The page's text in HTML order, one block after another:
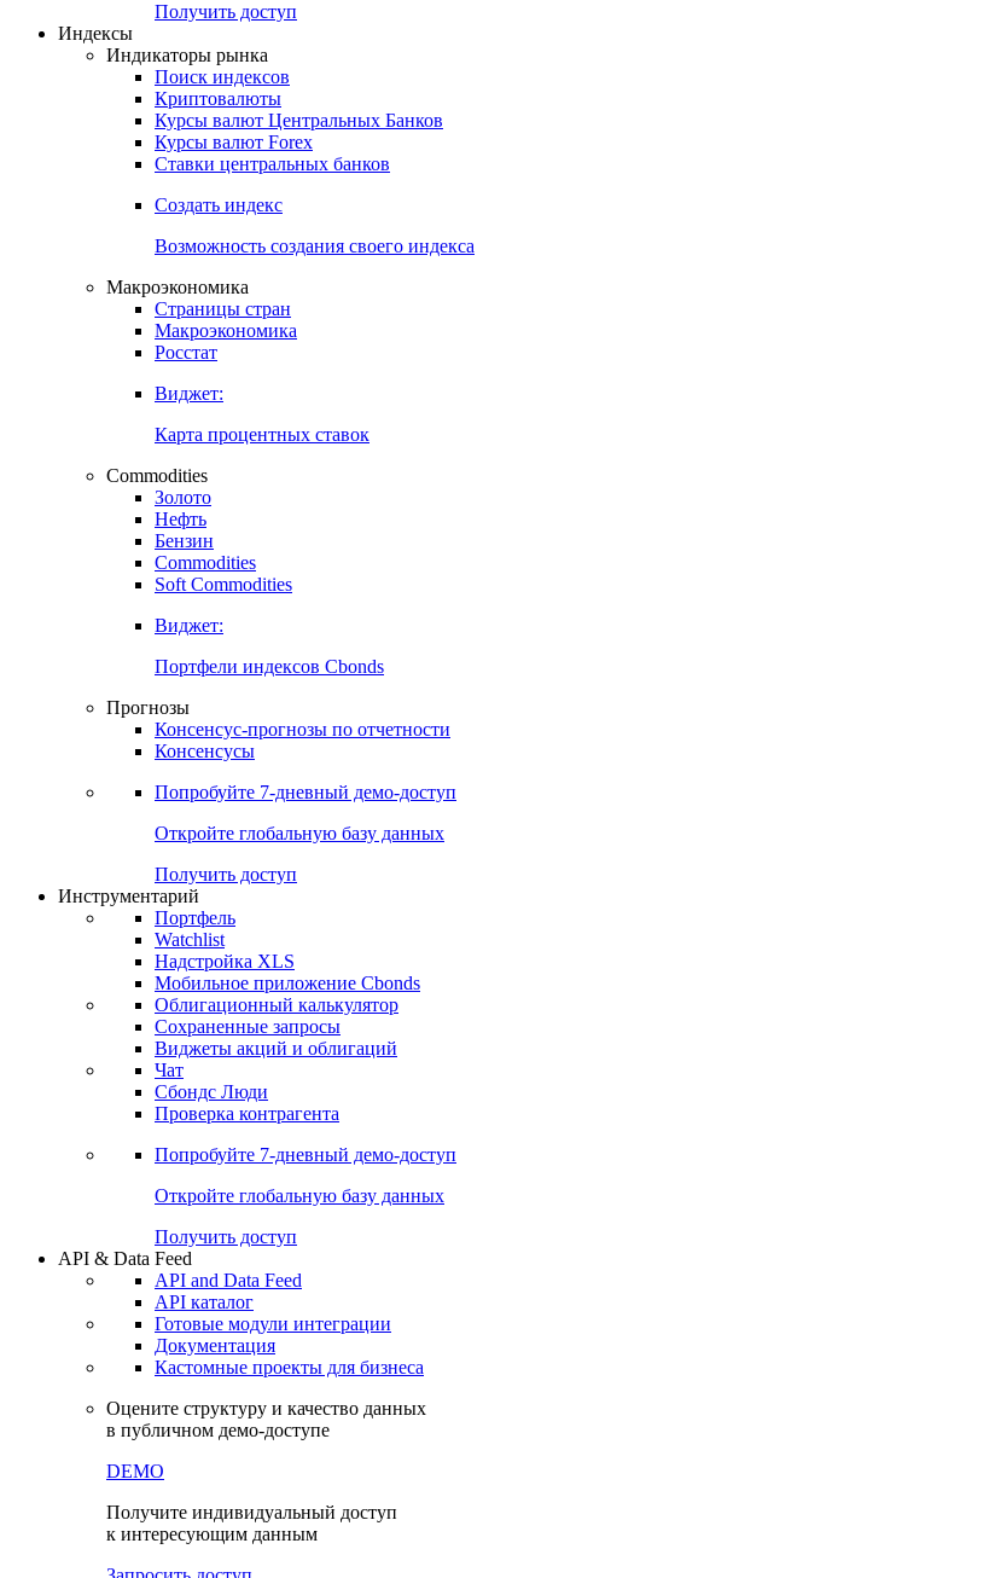
Получить доступ
Индексы
Индикаторы рынка
Поиск индексов
Криптовалюты
Курсы валют Центральных Банков
Курсы валют Forex
Ставки центральных банков
Создать индекс
Возможность создания своего индекса
Макроэкономика
Страницы стран
Макроэкономика
Росстат
Виджет:
Карта процентных ставок
Commodities
Золото
Нефть
Бензин
Commodities
Soft Commodities
Виджет:
Портфели индексов Cbonds
Прогнозы
Консенсус-прогнозы по отчетности
Консенсусы
Попробуйте 7-дневный демо-доступ
Откройте глобальную базу данных
Получить доступ
Инструментарий
Портфель
Watchlist
Надстройка XLS
Мобильное приложение Cbonds
Облигационный калькулятор
Сохраненные запросы
Виджеты акций и облигаций
Чат
Сбондс Люди
Проверка контрагента
Попробуйте 7-дневный демо-доступ
Откройте глобальную базу данных
Получить доступ
API & Data Feed
API and Data Feed
API каталог
Готовые модули интеграции
Документация
Кастомные проекты для бизнеса
Оцените структуру и качество данных
в публичном демо-доступе
DEMO
Получите индивидуальный доступ
к интересующим данным